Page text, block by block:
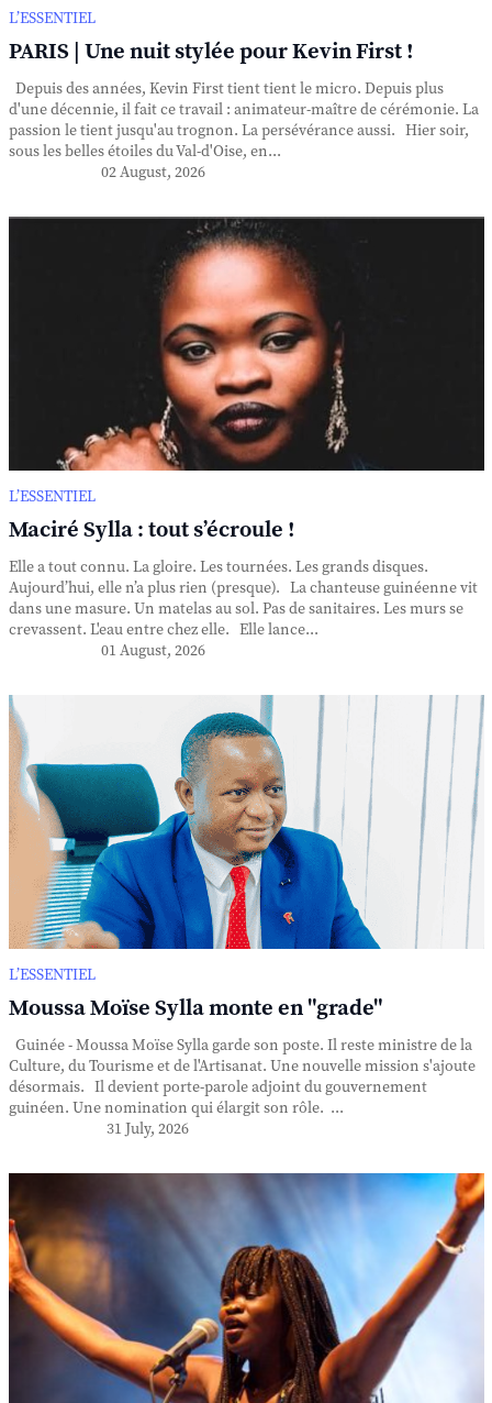
L’ESSENTIEL
PARIS | Une nuit stylée pour Kevin First !
Depuis des années, Kevin First tient tient le micro. Depuis plus
d'une décennie, il fait ce travail : animateur-maître de cérémonie. La
passion le tient jusqu'au trognon. La persévérance aussi. Hier soir,
sous les belles étoiles du Val-d'Oise, en...
02 August, 2026
L’ESSENTIEL
Maciré Sylla : tout s’écroule !
Elle a tout connu. La gloire. Les tournées. Les grands disques.
Aujourd’hui, elle n’a plus rien (presque). La chanteuse guinéenne vit
dans une masure. Un matelas au sol. Pas de sanitaires. Les murs se
crevassent. L'eau entre chez elle. Elle lance...
01 August, 2026
L’ESSENTIEL
Moussa Moïse Sylla monte en "grade"
Guinée - Moussa Moïse Sylla garde son poste. Il reste ministre de la
Culture, du Tourisme et de l'Artisanat. Une nouvelle mission s'ajoute
désormais. Il devient porte-parole adjoint du gouvernement
guinéen. Une nomination qui élargit son rôle. ...
31 July, 2026